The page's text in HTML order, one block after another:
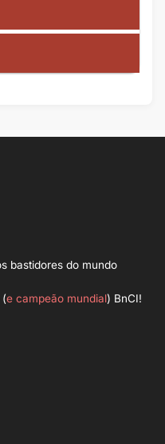
bastidores do mundo
(e campeão mundial) BnCI!